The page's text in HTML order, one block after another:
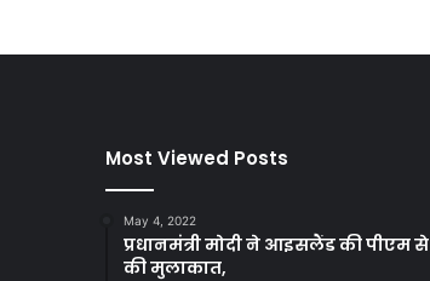
Most Viewed Posts
May 4, 2022
प्रधानमंत्री मोदी ने आइसलैंड की पीएम से
की मुलाकात,